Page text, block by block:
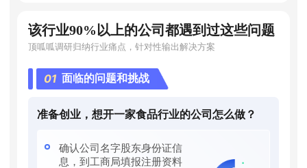
该行业90%以上的公司都遇到过这些问题
顶呱呱调研归纳行业痛点，针对性输出解决方案
01 面临的问题和挑战
准备创业，想开一家食品行业的公司怎么做？
确认公司名字股东身份证信
息，到工商局填报注册资料